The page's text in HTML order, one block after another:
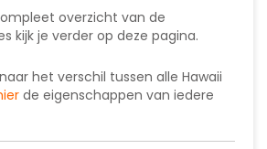
overzicht van de
kijk je verder op deze pagina.
het verschil tussen alle Hawaii
de eigenschappen van iedere